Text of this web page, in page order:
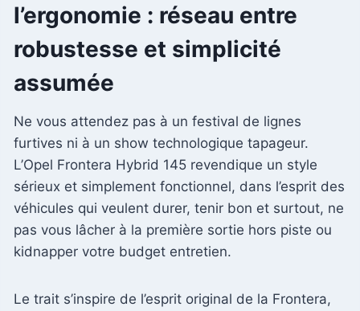
l’ergonomie : réseau entre
robustesse et simplicité
assumée
Ne vous attendez pas à un festival de lignes
furtives ni à un show technologique tapageur.
L’Opel Frontera Hybrid 145 revendique un style
sérieux et simplement fonctionnel, dans l’esprit des
véhicules qui veulent durer, tenir bon et surtout, ne
pas vous lâcher à la première sortie hors piste ou
kidnapper votre budget entretien.
Le trait s’inspire de l’esprit original de la Frontera,